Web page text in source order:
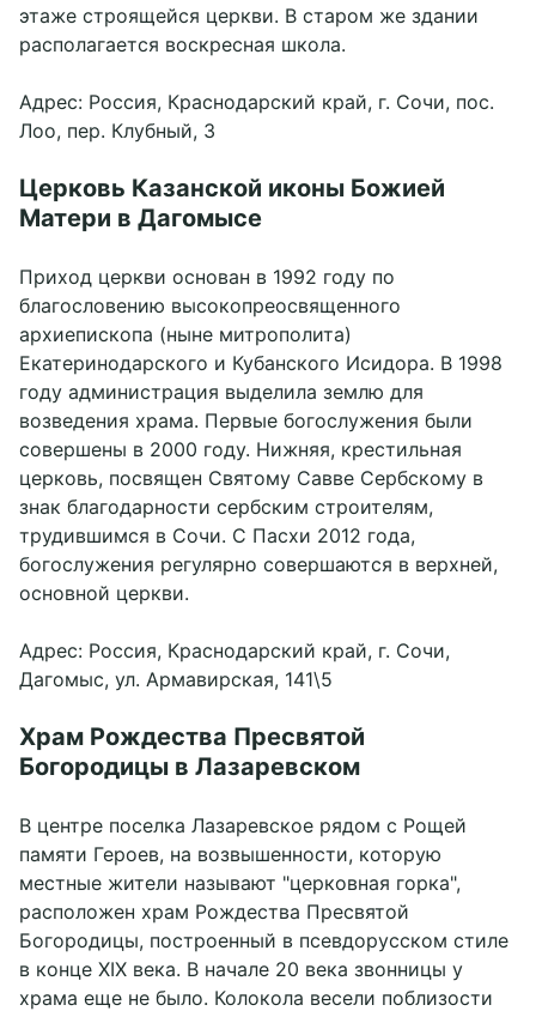
этаже строящейся церкви. В старом же здании
располагается воскресная школа.
Адрес: Россия, Краснодарский край, г. Сочи, пос.
Лоо, пер. Клубный, 3
Церковь Казанской иконы Божией
Матери в Дагомысе
Приход церкви основан в 1992 году по
благословению высокопреосвященного
архиепископа (ныне митрополита)
Екатеринодарского и Кубанского Исидора. В 1998
году администрация выделила землю для
возведения храма. Первые богослужения были
совершены в 2000 году. Нижняя, крестильная
церковь, посвящен Святому Савве Сербскому в
знак благодарности сербским строителям,
трудившимся в Сочи. С Пасхи 2012 года,
богослужения регулярно совершаются в верхней,
основной церкви.
Адрес: Россия, Краснодарский край, г. Сочи,
Дагомыс, ул. Армавирская, 141\5
Храм Рождества Пресвятой
Богородицы в Лазаревском
В центре поселка Лазаревское рядом с Рощей
памяти Героев, на возвышенности, которую
местные жители называют "церковная горка",
расположен храм Рождества Пресвятой
Богородицы, построенный в псевдорусском стиле
в конце XIX века. В начале 20 века звонницы у
храма еще не было. Колокола весели поблизости